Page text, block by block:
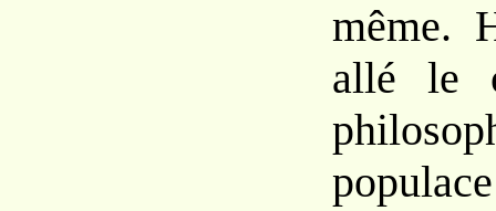
même.
allé le